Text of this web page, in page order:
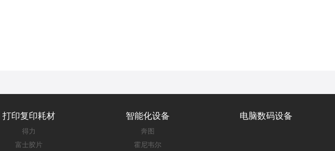
打印复印耗材
得力
富士胶片
智能化设备
奔图
霍尼韦尔
电脑数码设备